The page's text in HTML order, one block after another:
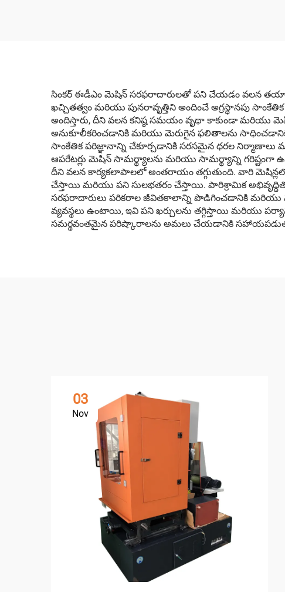
సింకర్ ఈడీఎం మెషిన్ సరఫరాదారులతో పని చేయడం వలన తయారీ
ఖచ్చితత్వం మరియు పునరావృత్తిని అందించే అగ్రస్థానపు
అందిస్తారు, దీని వలన కనిష్ఠ సమయం వృథా కాకుండా మరియు
అనుకూలీకరించడానికి మరియు మెరుగైన ఫలితాలను
సాంకేతిక పరిజ్ఞానాన్ని చేకూర్చడానికి సరసమైన ధరల నిర్మాణాలు
ఆపరేటర్లు మెషిన్ సామర్థ్యాలను మరియు సామర్థ్యాన్ని
దీని వలన కార్యకలాపాలలో అంతరాయం తగ్గుతుంది. వారి మెషిన్లలో
చేస్తాయి మరియు పని సులభతరం చేస్తాయి. పారిశ్రామిక
సరఫరాదారులు పరికరాల జీవితకాలాన్ని పొడిగించడానికి మరియు
వ్యవస్థలు ఉంటాయి, ఇవి పని ఖర్చులను తగ్గిస్తాయి మరియు
సమర్థవంతమైన పరిష్కారాలను అమలు చేయడానికి
03
Nov